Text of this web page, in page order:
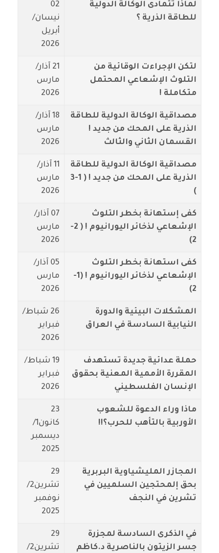
لماذا تتمادى الوكالة الدولية
للطاقة الذرية ؟
02
نيسان/
أبريل
2026
لتكن الإجراءت الوقائية من
التلوث الإشعاعي المحتمل
متكاملة !
21 آذار/
مارس
2026
مصداقية الوكالة الدولية للطاقة
الذرية على المحك من جديد !
القسمان الثاني والثالث
18 آذار/
مارس
2026
مصداقية الوكالة الدولية للطاقة
الذرية على المحك من جديد ! ( 1-3
)
11 آذار/
مارس
2026
كفى إستهانة بخطر التلوث
الإشعاعي لذخائر اليورانيوم ! ( 2-
2)
07 آذار/
مارس
2026
كفى استهانة بخطر التلوث
الإشعاعي لذخائر اليورانيوم ! (1-
2)
05 آذار/
مارس
2026
المشكلات البيئية والدورة
النيابية السادسة في العراق
26 شباط/
فبراير
2026
حملة عدائية جديدة تستهدف
المقررة الأممية المعنية بحقوق
الإنسان الفلسطيني
19 شباط/
فبراير
2026
ماذا وراء الدعوة للشعوب
الأوربية بالتأهب للحرب؟!!
23
كانون1/
ديسمبر
2025
المجازر المليشياوية البربرية
بحق إلمحتجين السلميين في
تشرين في النجف
29
تشرين2/
نوفمبر
2025
في الذكرى السادسة لمجزرة
جسر الزيتون بالناصرية د.كاظم
29
تشرين2/